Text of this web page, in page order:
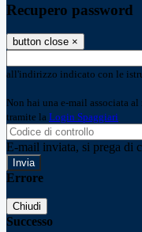
Recupero password
button close ×
all'indirizzo indicato con le
Non hai una e-mail associata
tramite la Login Spaggiari
E-mail inviata, si prega di
Errore
Chiudi
Successo